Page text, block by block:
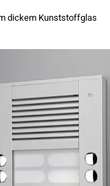
dickem Kunststoffglas